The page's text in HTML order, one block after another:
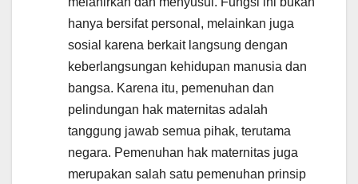
hanya bersifat personal, melainkan juga
sosial karena berkait langsung dengan
keberlangsungan kehidupan manusia dan
bangsa. Karena itu, pemenuhan dan
pelindungan hak maternitas adalah
tanggung jawab semua pihak, terutama
negara. Pemenuhan hak maternitas juga
merupakan salah satu pemenuhan prinsip